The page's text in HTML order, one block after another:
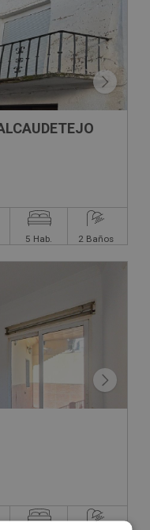
5 Hab. 2 Baños